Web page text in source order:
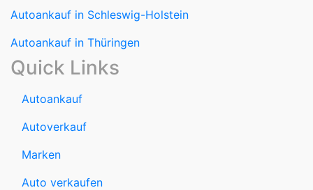
Autoankauf in Thüringen
Quick Links
Autoankauf
Autoverkauf
Marken
Auto verkaufen
Datenschutzerklärung